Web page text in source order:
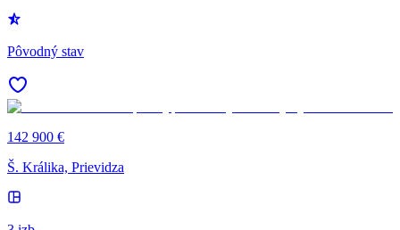
Pôvodný stav
142 900 €
Š. Králika, Prievidza